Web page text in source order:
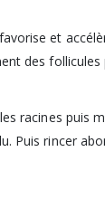
et
des follicules
racines puis
Puis rincer